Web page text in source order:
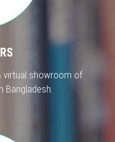
virtual showroom of
Bangladesh.